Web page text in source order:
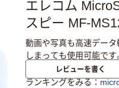
エレコム
スピー MF-
動画や写真も高速デー
しまっても使用可能です。
レビューを書く
ランキングをみる